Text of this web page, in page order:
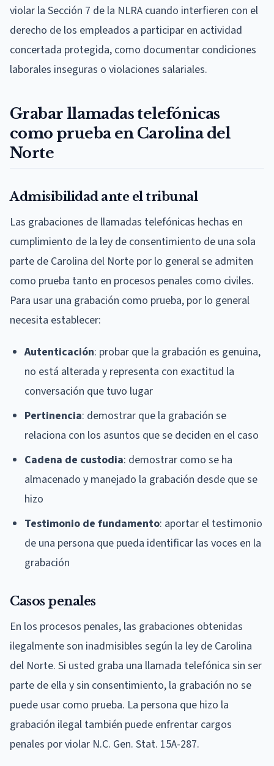
violar la Sección 7 de la NLRA cuando interfieren con el
derecho de los empleados a participar en actividad
concertada protegida, como documentar condiciones
laborales inseguras o violaciones salariales.
Grabar llamadas telefónicas
como prueba en Carolina del
Norte
Admisibilidad ante el tribunal
Las grabaciones de llamadas telefónicas hechas en
cumplimiento de la ley de consentimiento de una sola
parte de Carolina del Norte por lo general se admiten
como prueba tanto en procesos penales como civiles.
Para usar una grabación como prueba, por lo general
necesita establecer:
Autenticación: probar que la grabación es genuina,
no está alterada y representa con exactitud la
conversación que tuvo lugar
Pertinencia: demostrar que la grabación se
relaciona con los asuntos que se deciden en el caso
Cadena de custodia: demostrar como se ha
almacenado y manejado la grabación desde que se
hizo
Testimonio de fundamento: aportar el testimonio
de una persona que pueda identificar las voces en la
grabación
Casos penales
En los procesos penales, las grabaciones obtenidas
ilegalmente son inadmisibles según la ley de Carolina
del Norte. Si usted graba una llamada telefónica sin ser
parte de ella y sin consentimiento, la grabación no se
puede usar como prueba. La persona que hizo la
grabación ilegal también puede enfrentar cargos
penales por violar N.C. Gen. Stat. 15A-287.